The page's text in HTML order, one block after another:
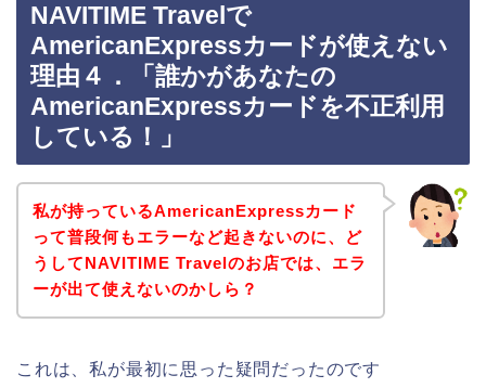
NAVITIME Travelで
AmericanExpressカードが使えない
理由４．「誰かがあなたの
AmericanExpressカードを不正利用
している！」
私が持っているAmericanExpressカード
って普段何もエラーなど起きないのに、ど
うしてNAVITIME Travelのお店では、エラ
ーが出て使えないのかしら？
これは、私が最初に思った疑問だったのです